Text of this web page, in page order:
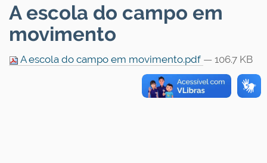
A escola do campo em
movimento
A escola do campo em movimento.pdf — 106.7 KB